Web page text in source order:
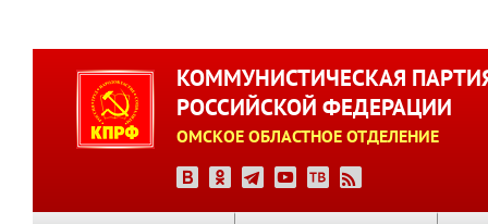
КОММУНИСТИЧЕСКАЯ
РОССИЙСКОЙ ФЕДЕРАЦИИ
ОМСКОЕ ОБЛАСТНОЕ ОТДЕЛЕНИЕ